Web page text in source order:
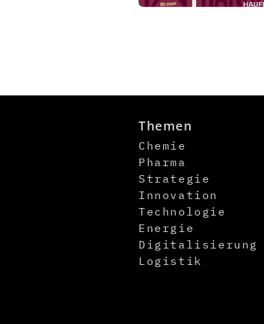
Themen
Chemie
Pharma
Strategie
Innovation
Technologie
Energie
Digitalisierung
Logistik